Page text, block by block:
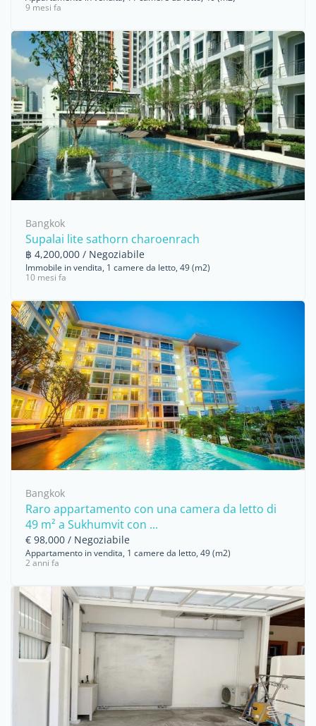
9 mesi fa
Bangkok
Supalai lite sathorn charoenrach
฿ 4,200,000 / Negoziabile
Immobile in vendita, 1 camere da letto, 49 (m2)
10 mesi fa
Bangkok
Raro appartamento con una camera da letto di
49 m² a Sukhumvit con ...
€ 98,000 / Negoziabile
Appartamento in vendita, 1 camere da letto, 49 (m2)
2 anni fa